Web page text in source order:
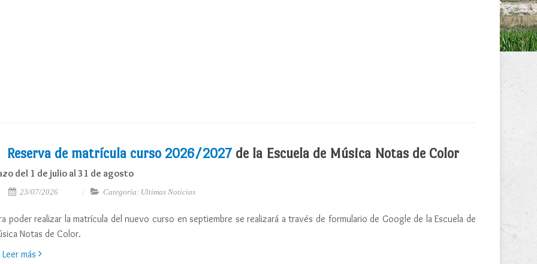
Reserva de matrícula curso 2026/2027 de la Escuela de Música Notas de Color
del 1 de julio al 31 de agosto
23/07/2026 Categoría: Ultimas Noticias
poder realizar la matrícula del nuevo curso en septiembre se realizará a través de formulario de Google de la Escuela de
Leer más